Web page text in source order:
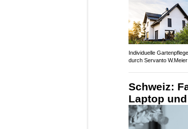
Individuelle
durch Servanto W.Meier
Schweiz:
Laptop